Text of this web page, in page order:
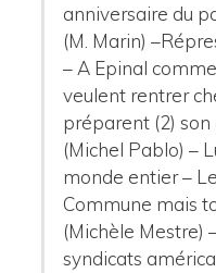
anniversaire du
(M. Marin)
– A Epinal
veulent rentrer
préparent (2) son
(Michel Pablo) –
monde entier –
Commune mais
(Michèle Mestre)
syndicats